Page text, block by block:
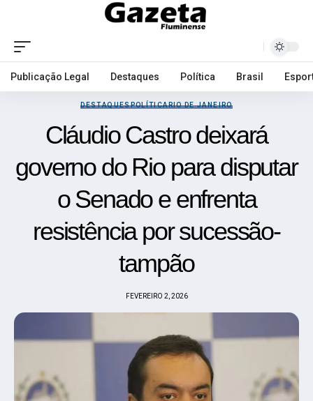
Publicação Legal Destaques Política Brasil
DESTAQUESPOLÍTICARIO DE JANEIRO
Cláudio Castro deixará
governo do Rio para disputar
o Senado e enfrenta
resistência por sucessão-
tampão
FEVEREIRO 2, 2026